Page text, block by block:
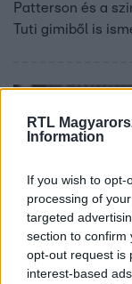
RTL
Information
If you wish to
processing of
targeted
section to confirm
opt-out request is
interest-based
Patterson és a
Tuti gimiből is